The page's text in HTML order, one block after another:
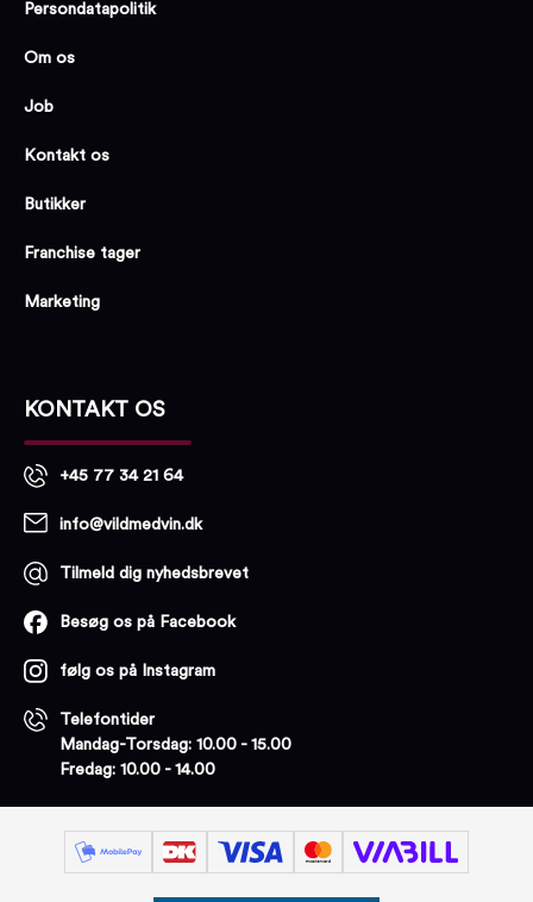
Persondatapolitik
Om os
Job
Kontakt os
Butikker
Franchise tager
Marketing
KONTAKT OS
+45 77 34 21 64
info@vildmedvin.dk
Tilmeld dig nyhedsbrevet
Besøg os på Facebook
følg os på Instagram
Telefontider
Mandag-Torsdag: 10.00 - 15.00
Fredag: 10.00 - 14.00